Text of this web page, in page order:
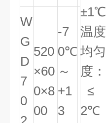
±1℃
温度
均匀
度：
≤
2℃
W
G
D
7
0
520
×60
0×8
00
-7
0℃
～
+1
3